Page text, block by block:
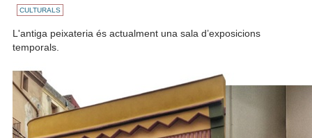
CULTURALS
L'antiga peixateria és actualment una sala d’exposicions
temporals.